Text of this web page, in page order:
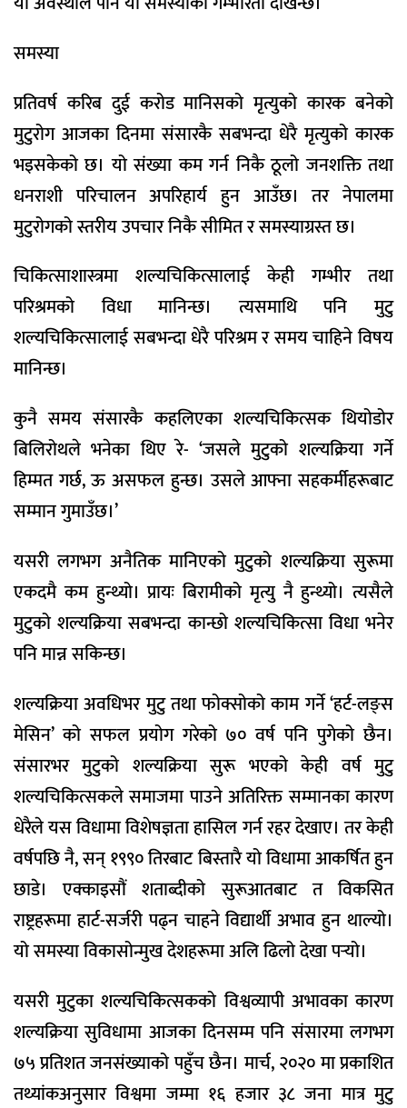
समस्या
प्रतिवर्ष करिब दुई करोड मानिसको मृत्युको कारक बनेको
मुटुरोग आजका दिनमा संसारकै सबभन्दा धेरै मृत्युको कारक
भइसकेको छ। यो संख्या कम गर्न निकै ठूलो जनशक्ति तथा
धनराशी परिचालन अपरिहार्य हुन आउँछ। तर नेपालमा
मुटुरोगको स्तरीय उपचार निकै सीमित र समस्याग्रस्त छ।
चिकित्साशास्त्रमा शल्यचिकित्सालाई केही गम्भीर तथा
परिश्रमको विधा मानिन्छ। त्यसमाथि पनि मुटु
शल्यचिकित्सालाई सबभन्दा धेरै परिश्रम र समय चाहिने विषय
मानिन्छ।
कुनै समय संसारकै कहलिएका शल्यचिकित्सक थियोडोर
बिलिरोथले भनेका थिए रे- ‘जसले मुटुको शल्यक्रिया गर्ने
हिम्मत गर्छ, ऊ असफल हुन्छ। उसले आफ्ना सहकर्मीहरूबाट
सम्मान गुमाउँछ।’
यसरी लगभग अनैतिक मानिएको मुटुको शल्यक्रिया सुरूमा
एकदमै कम हुन्थ्यो। प्रायः बिरामीको मृत्यु नै हुन्थ्यो। त्यसैले
मुटुको शल्यक्रिया सबभन्दा कान्छो शल्यचिकित्सा विधा भनेर
पनि मान्न सकिन्छ।
शल्यक्रिया अवधिभर मुटु तथा फोक्सोको काम गर्ने ‘हर्ट-लङ्स
मेसिन’ को सफल प्रयोग गरेको ७० वर्ष पनि पुगेको छैन।
संसारभर मुटुको शल्यक्रिया सुरू भएको केही वर्ष मुटु
शल्यचिकित्सकले समाजमा पाउने अतिरिक्त सम्मानका कारण
धेरैले यस विधामा विशेषज्ञता हासिल गर्न रहर देखाए। तर केही
वर्षपछि नै, सन् १९९० तिरबाट बिस्तारै यो विधामा आकर्षित हुन
छाडे। एक्काइसौं शताब्दीको सुरूआतबाट त विकसित
राष्ट्रहरूमा हार्ट-सर्जरी पढ्न चाहने विद्यार्थी अभाव हुन थाल्यो।
यो समस्या विकासोन्मुख देशहरूमा अलि ढिलो देखा पर्‍यो।
यसरी मुटुका शल्यचिकित्सकको विश्वव्यापी अभावका कारण
शल्यक्रिया सुविधामा आजका दिनसम्म पनि संसारमा लगभग
७५ प्रतिशत जनसंख्याको पहुँच छैन। मार्च, २०२० मा प्रकाशित
तथ्यांकअनुसार विश्वमा जम्मा १६ हजार ३८ जना मात्र मुटु